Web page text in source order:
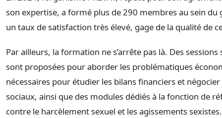
son expertise, a formé plus de 290 membres au sein du
un taux de satisfaction très élevé, gage de la qualité de
Par ailleurs, la formation ne s’arrête pas là. Des sessions
sont proposées pour aborder les problématiques
nécessaires pour étudier les bilans financiers et
sociaux, ainsi que des modules dédiés à la fonction de
contre le harcèlement sexuel et les agissements